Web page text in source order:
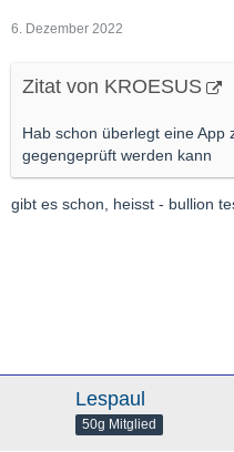
6. Dezember 2022
Zitat von KROESUS
Hab schon überlegt eine App
gegengeprüft werden kann
gibt es schon, heisst - bullion
Lespaul
50g Mitglied